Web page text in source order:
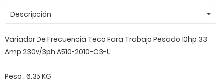
Descripción
Variador De Frecuencia Teco Para Trabajo Pesado 10hp 33
Amp 230v/3ph A510-2010-C3-U
Peso : 6.35 KG